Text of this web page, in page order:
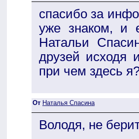
спасибо за
уже знаком, и
Натальи
друзей исходя
при чем здесь
От Наталья Спасина
Володя, не